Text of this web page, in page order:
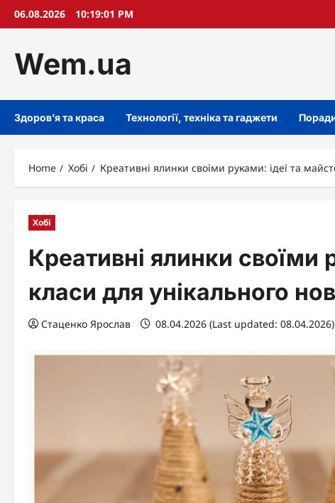
Skip06.08.2026 10:19:02 PM
Wem.ua
Здоров’я та краса Технології, техніка та гаджети
Home Хобі Креативні ялинки своїми руками: ідеї та
Хобі
Креативні ялинки своїми
класи для унікального
Стаценко Ярослав 08.04.2026 (Last updated: 08.04.2026)